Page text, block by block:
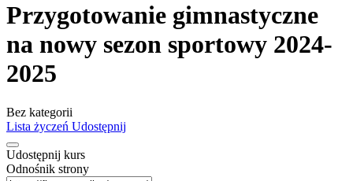
Przygotowanie gimnastyczne
na nowy sezon sportowy 2024-
2025
Bez kategorii
Lista życzeń Udostępnij
Udostępnij kurs
Odnośnik strony